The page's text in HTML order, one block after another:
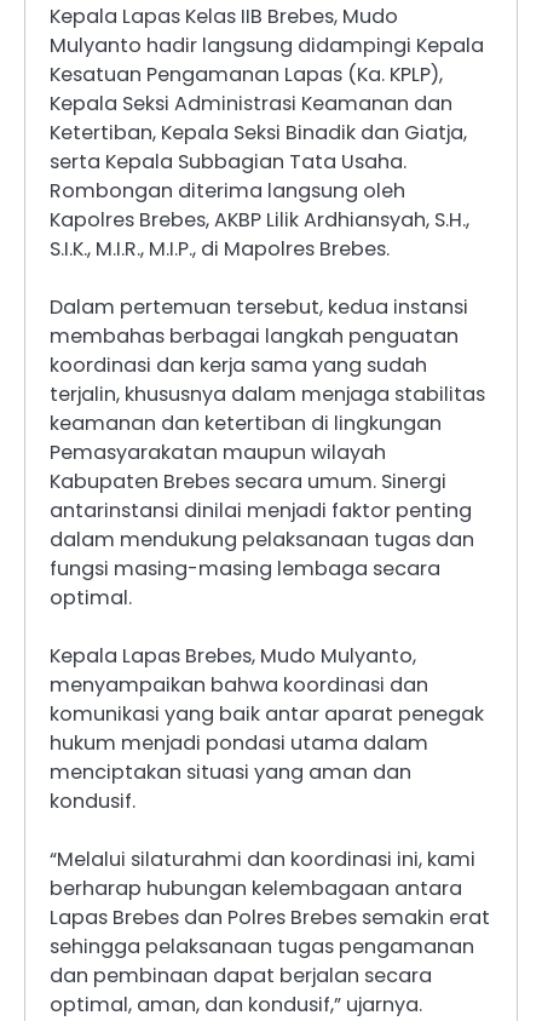
Kepala Lapas Kelas IIB Brebes, Mudo
Mulyanto hadir langsung didampingi Kepala
Kesatuan Pengamanan Lapas (Ka. KPLP),
Kepala Seksi Administrasi Keamanan dan
Ketertiban, Kepala Seksi Binadik dan Giatja,
serta Kepala Subbagian Tata Usaha.
Rombongan diterima langsung oleh
Kapolres Brebes, AKBP Lilik Ardhiansyah, S.H.,
S.I.K., M.I.R., M.I.P., di Mapolres Brebes.
Dalam pertemuan tersebut, kedua instansi
membahas berbagai langkah penguatan
koordinasi dan kerja sama yang sudah
terjalin, khususnya dalam menjaga stabilitas
keamanan dan ketertiban di lingkungan
Pemasyarakatan maupun wilayah
Kabupaten Brebes secara umum. Sinergi
antarinstansi dinilai menjadi faktor penting
dalam mendukung pelaksanaan tugas dan
fungsi masing-masing lembaga secara
optimal.
Kepala Lapas Brebes, Mudo Mulyanto,
menyampaikan bahwa koordinasi dan
komunikasi yang baik antar aparat penegak
hukum menjadi pondasi utama dalam
menciptakan situasi yang aman dan
kondusif.
“Melalui silaturahmi dan koordinasi ini, kami
berharap hubungan kelembagaan antara
Lapas Brebes dan Polres Brebes semakin erat
sehingga pelaksanaan tugas pengamanan
dan pembinaan dapat berjalan secara
optimal, aman, dan kondusif,” ujarnya.